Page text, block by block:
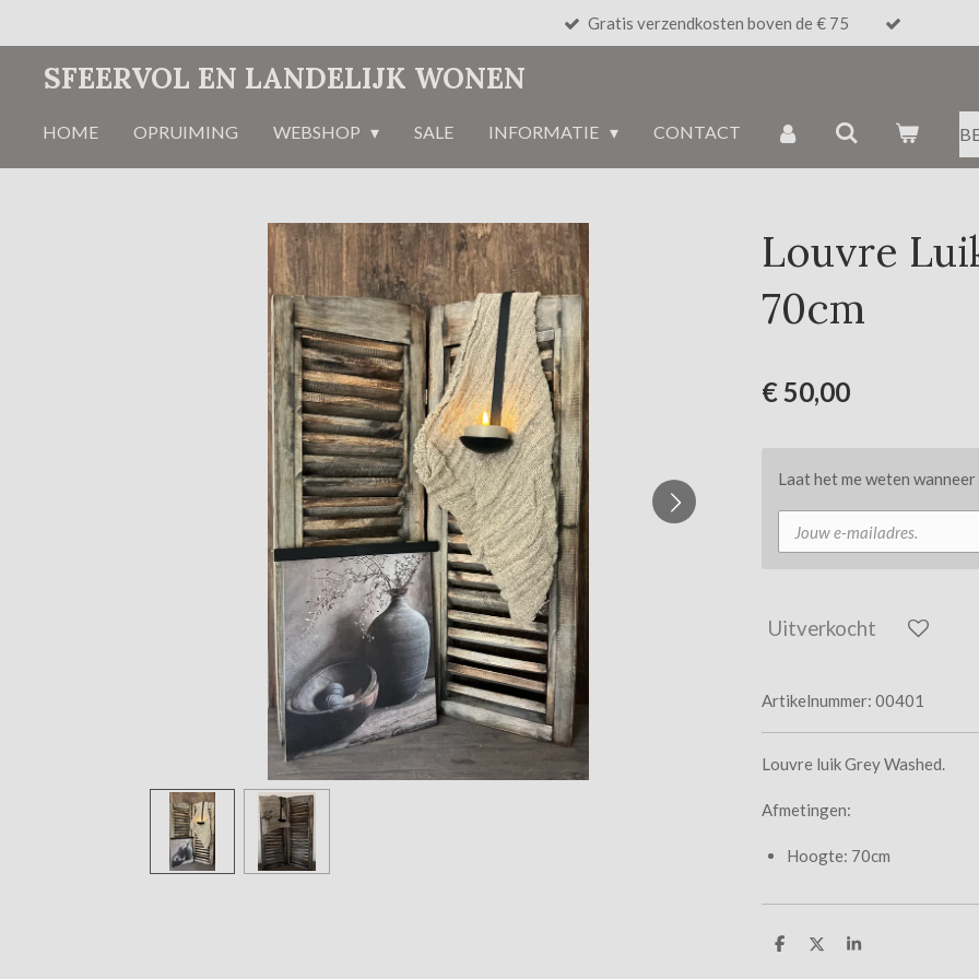
hoofdinhoud
Gratis verzendkosten boven de € 75
SFEERVOL EN LANDELIJK WONEN
HOME OPRUIMING WEBSHOP SALE INFORMATIE CONTACT
Louvre
70cm
€ 50,00
Laat het me weten
Uitverkocht
Artikelnummer: 00401
Louvre luik Grey Washed.
Afmetingen:
Hoogte: 70cm
D
D
S